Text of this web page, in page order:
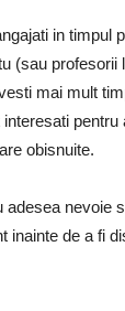
in timpul
(sau profesorii
mai mult
pentru
obisnuite.
adesea nevoie
inainte de a fi